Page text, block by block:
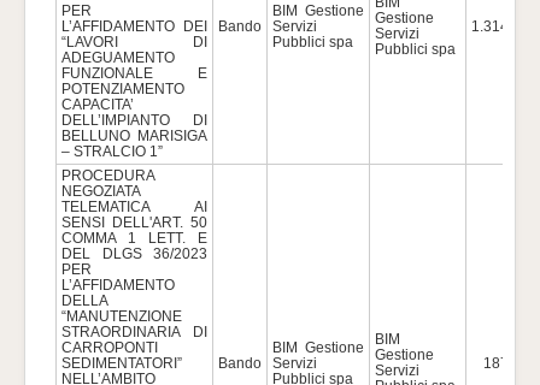
PER
L’AFFIDAMENTO DEI
“LAVORI DI
ADEGUAMENTO
FUNZIONALE E
POTENZIAMENTO
CAPACITA’
DELL’IMPIANTO DI
BELLUNO MARISIGA
– STRALCIO 1”
Bando
BIM Gestione
Servizi
Pubblici spa
Gestione
Servizi
Pubblici spa
PROCEDURA
NEGOZIATA
TELEMATICA AI
SENSI DELL'ART. 50
COMMA 1 LETT. E
DEL DLGS 36/2023
PER
L’AFFIDAMENTO
DELLA
“MANUTENZIONE
STRAORDINARIA DI
CARROPONTI
SEDIMENTATORI”
NELL’AMBITO
Bando
BIM Gestione
Servizi
Pubblici spa
BIM
Gestione
Servizi